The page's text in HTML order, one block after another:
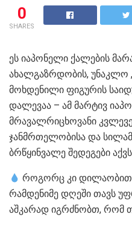
0
SHARES
ეს იაპონელი ქალების
ახალგაზრდობის, უნაკლო
მოხდენილი ფიგურის
დალევაა – ამ მარტივ
მრავალრიცხოვანი
ჯანმრთელობისა და
ბრწყინვალე შედეგები
როგორც კი დილაობით
რამდენიმე დღეში თავს
აშკარად იგრძნობთ, რომ